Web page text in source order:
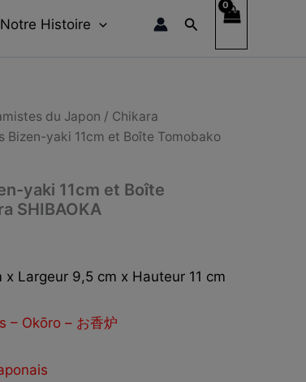
Notre Histoire Rechercher
du Japon / Chikara
Bizen-yaki 11cm et Boîte Tomobako
yaki 11cm et Boîte
SHIBAOKA
x Largeur 9,5 cm x Hauteur 11 cm
– Okōro – お香炉